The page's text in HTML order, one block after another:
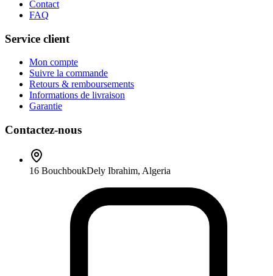
Contact
FAQ
Service client
Mon compte
Suivre la commande
Retours & remboursements
Informations de livraison
Garantie
Contactez-nous
16 BouchboukDely Ibrahim, Algeria